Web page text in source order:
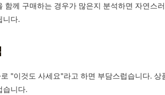
께 구매하는 경우가 많은지 분석하면 자연스
니다.
"이것도 사세요"라고 하면 부담스럽습니다. 상
습니다.